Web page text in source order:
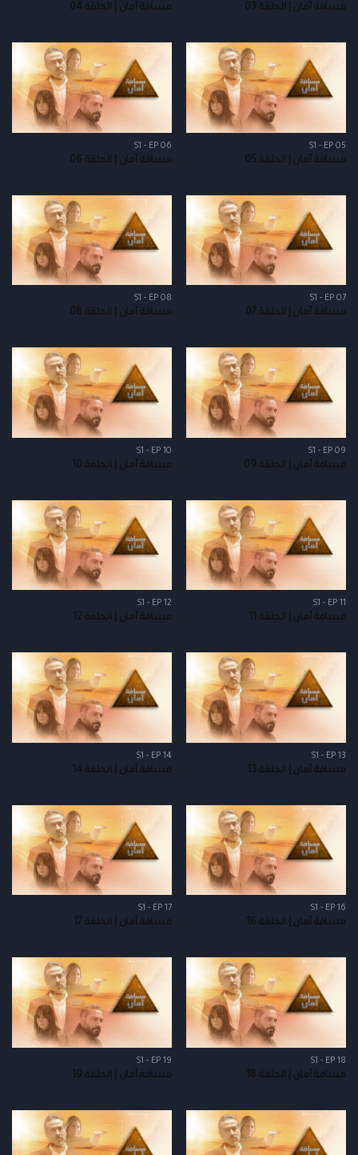
مسافة أمان | الحلقة 03 مسافة أمان | الحلقة 04
S1 - EP 05
مسافة أمان | الحلقة 05
S1 - EP 06
مسافة أمان | الحلقة 06
S1 - EP 07
مسافة أمان | الحلقة 07
S1 - EP 08
مسافة أمان | الحلقة 08
S1 - EP 09
مسافة أمان | الحلقة 09
S1 - EP 10
مسافة أمان | الحلقة 10
S1 - EP 11
مسافة أمان | الحلقة 11
S1 - EP 12
مسافة أمان | الحلقة 12
S1 - EP 13
مسافة أمان | الحلقة 13
S1 - EP 14
مسافة أمان | الحلقة 14
S1 - EP 16
مسافة أمان | الحلقة 16
S1 - EP 17
مسافة أمان | الحلقة 17
S1 - EP 18
مسافة أمان | الحلقة 18
S1 - EP 19
مسافة أمان | الحلقة 19